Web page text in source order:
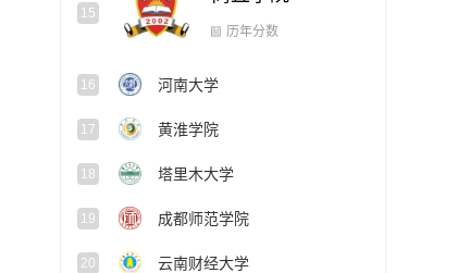
河南大学
17 黄淮学院
18 塔里木大学
19 成都师范学院
20 云南财经大学